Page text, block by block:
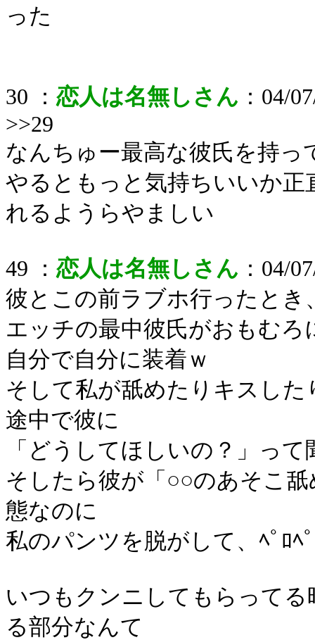
った
30 ： 恋人は名無しさん ：04/
>>29
なんちゅー最高な彼氏を持
やるともっと気持ちいいか
れるようらやましい
49 ： 恋人は名無しさん ：04/
彼とこの前ラブホ行ったと
エッチの最中彼氏がおもむ
自分で自分に装着ｗ
そして私が舐めたりキスし
途中で彼に
「どうしてほしいの？」っ
そしたら彼が「○○のあそこ
態なのに
私のパンツを脱がして、ﾍﾟﾛﾍ
いつもクンニしてもらって
る部分なんて